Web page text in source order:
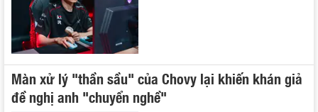
Màn xử lý "thần sầu" của Chovy lại khiến khán giả
đề nghị anh "chuyển nghề"